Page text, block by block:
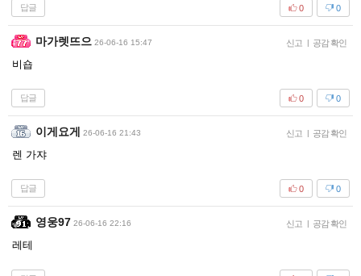
답글 0
0
마가렛뜨으 26-06-16 15:47 신고 | 공감 확인
비숍
답글 0
0
이게요게 26-06-16 21:43 신고 | 공감 확인
렌 가쟈
답글 0
0
영웅97 26-06-16 22:16 신고 | 공감 확인
레테